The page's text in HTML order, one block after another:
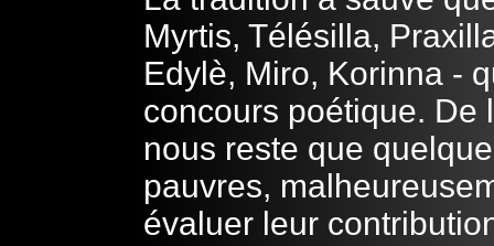
Myrtis, Télésilla,
Edylè, Miro, Korinna -
concours poétique. De
nous reste que
pauvres,
évaluer leur